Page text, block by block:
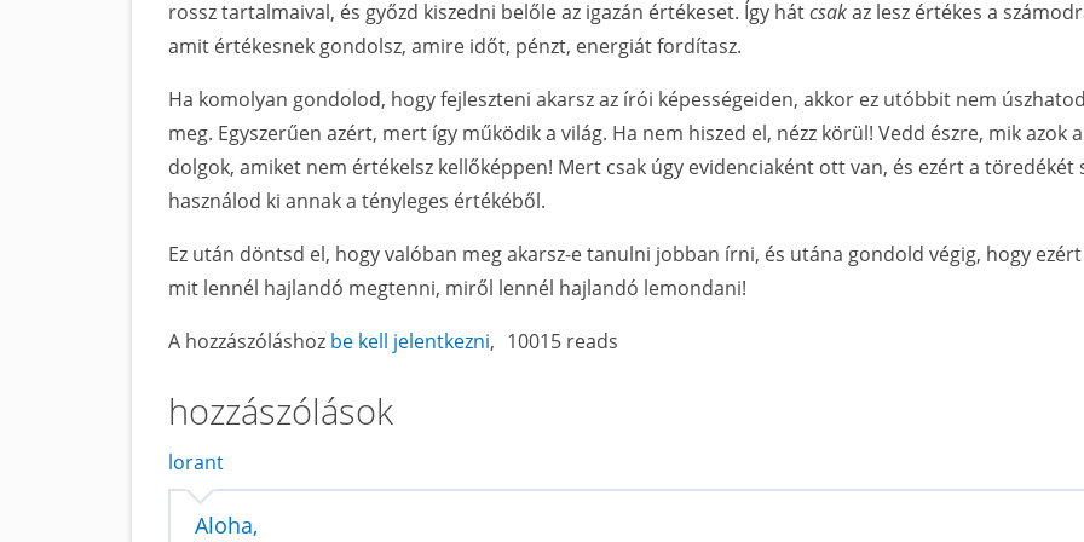
rossz tartalmaival, és győzd kiszedni belőle az igazán értékeset. Így hátcsakaz lesz értékes a
amit értékesnek gondolsz, amire időt, pénzt, energiát fordítasz.
Ha komolyan gondolod, hogy fejleszteni akarsz az írói képességeiden, akkor ez utóbbit nem úszhatod
meg. Egyszerűen azért, mert így működik a világ. Ha nem hiszed el, nézz körül! Vedd észre, mik azok a
dolgok, amiket nem értékelsz kellőképpen! Mert csak úgy evidenciaként ott van, és ezért a töredékét
használod ki annak a tényleges értékéből.
Ez után döntsd el, hogy valóban meg akarsz-e tanulni jobban írni, és utána gondold végig, hogy ezért
mit lennél hajlandó megtenni, miről lennél hajlandó lemondani!
A hozzászóláshoz be kell jelentkezni 10015 reads
hozzászólások
lorant
Aloha,